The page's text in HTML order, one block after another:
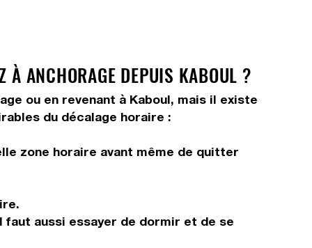
À ANCHORAGE DEPUIS KABOUL ?
ou en revenant à Kaboul, mais il existe
du décalage horaire :
zone horaire avant même de quitter
aussi essayer de dormir et de se